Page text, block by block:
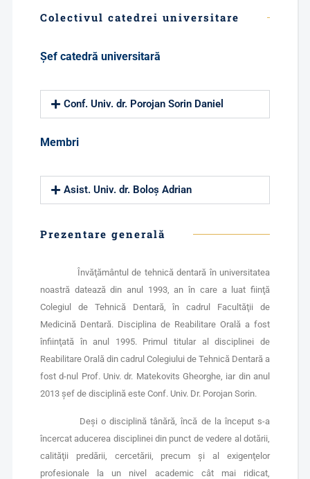
Colectivul catedrei universitare
Şef catedră universitară
Conf. Univ. dr. Porojan Sorin Daniel
Membri
Asist. Univ. dr. Boloș Adrian
Prezentare generală
Învăţământul de tehnică dentară în universitatea
noastră datează din anul 1993, an în care a luat fiinţă
Colegiul de Tehnică Dentară, în cadrul Facultăţii de
Medicină Dentară. Disciplina de Reabilitare Orală a fost
înfiinţată în anul 1995. Primul titular al disciplinei de
Reabilitare Orală din cadrul Colegiului de Tehnică Dentară a
fost d-nul Prof. Univ. dr. Matekovits Gheorghe, iar din anul
2013 șef de disciplină este Conf. Univ. Dr. Porojan Sorin.
Deşi o disciplină tânără, încă de la început s-a
încercat aducerea disciplinei din punct de vedere al dotării,
calităţii predării, cercetării, precum şi al exigenţelor
profesionale la un nivel academic cât mai ridicat,